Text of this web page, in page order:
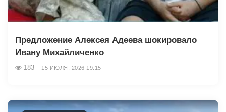
Предложение Алексея Адеева шокировало
Ивану Михайличенко
183 15 ИЮЛЯ, 2026 19:15